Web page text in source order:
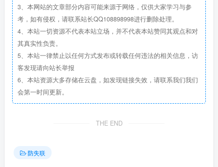
3、本网站的文章部分内容可能来源于网络，仅供大家学习与参
考，如有侵权，请联系站长QQ108898998进行删除处理。
4、本站一切资源不代表本站立场，并不代表本站赞同其观点和对
其真实性负责。
5、本站一律禁止以任何方式发布或转载任何违法的相关信息，访
客发现请向站长举报
6、本站资源大多存储在云盘，如发现链接失效，请联系我们我们
会第一时间更新。
THE END
防失联